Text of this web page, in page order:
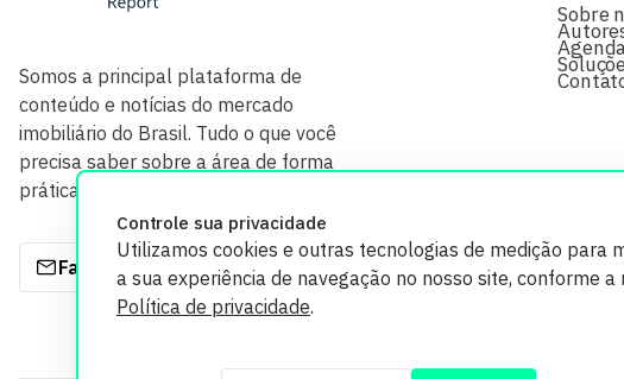
Controle sua privacidade
Utilizamos cookies e outras tecnologias de medição para
a sua experiência de navegação no nosso site, conforme a
Política de privacidade.
Somos a principal plataforma de
conteúdo e notícias do mercado
imobiliário do Brasil. Tudo o que você
precisa saber sobre a área de forma
prática e com credibilidade.
Fale com a gente
Sobre